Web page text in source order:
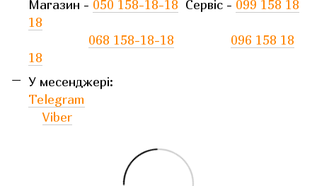
Магазин - 050 158-18-18 Сервіс - 099 158 18
18
068 158-18-18
096 158 18
18
У месенджері:
Telegram
Viber